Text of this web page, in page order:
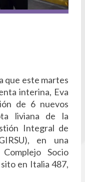
que este martes
interina, Eva
de 6 nuevos
liviana de la
Integral de
en una
Socio
en Italia 487,